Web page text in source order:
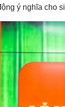
ý nghĩa cho